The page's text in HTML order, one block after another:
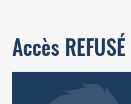
Accès REFUSÉ